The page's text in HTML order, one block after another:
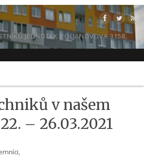
JEDNOTEK POLJANOVOVA 3158,
v našem
– 26.03.2021